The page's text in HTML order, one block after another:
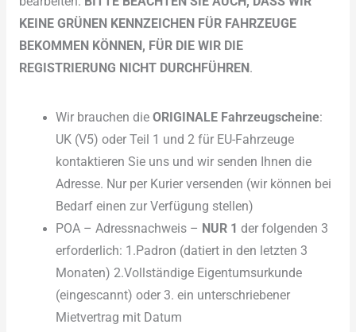
KEINE GRÜNEN KENNZEICHEN FÜR FAHRZEUGE
BEKOMMEN KÖNNEN, FÜR DIE WIR DIE
REGISTRIERUNG NICHT DURCHFÜHREN .
Wir brauchen dieORIGINALE Fahrzeugscheine:
UK (V5) oder Teil 1 und 2 für EU-Fahrzeuge
kontaktieren Sie uns und wir senden Ihnen die
Adresse. Nur per Kurier versenden (wir können bei
Bedarf einen zur Verfügung stellen)
POA – Adressnachweis – NUR 1 der folgenden 3
erforderlich: 1.Padron (datiert in den letzten 3
Monaten) 2.Vollständige Eigentumsurkunde
(eingescannt) oder 3. ein unterschriebener
Mietvertrag mit Datum